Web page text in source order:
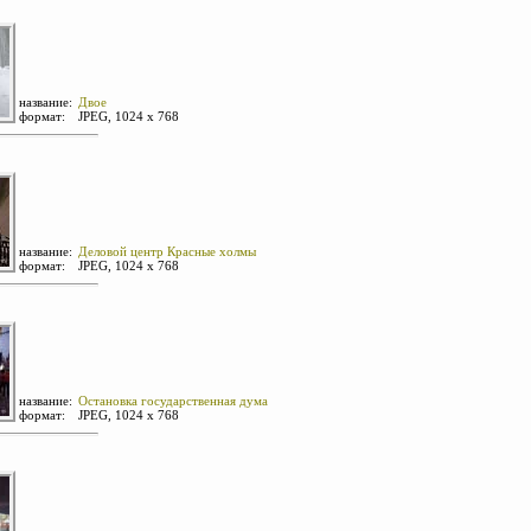
название: Двое
формат:
JPEG, 1024 х 768
название: Деловой центр Красные холмы
формат:
JPEG, 1024 х 768
название: Остановка государственная дума
формат:
JPEG, 1024 х 768